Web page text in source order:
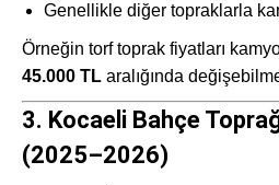
Genellikle diğer topraklarla
Örneğin torf toprak fiyatları
45.000 TL aralığında
3. Kocaeli Bahçe
(2025–2026)